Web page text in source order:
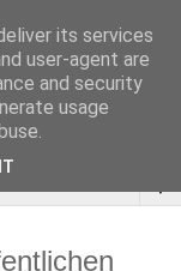
▼
its services
user-agent are
and security
usage